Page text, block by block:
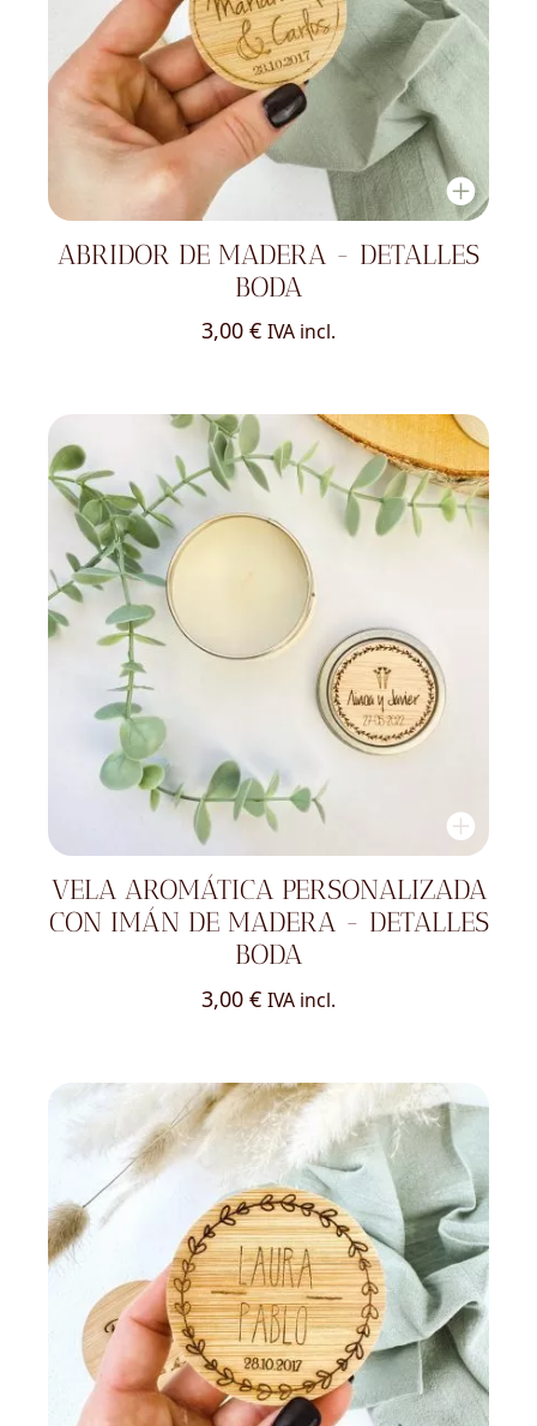
ABRIDOR DE MADERA - DETALLES
BODA
3,00 € IVA incl.
VELA AROMÁTICA PERSONALIZADA
CON IMÁN DE MADERA - DETALLES
BODA
3,00 € IVA incl.